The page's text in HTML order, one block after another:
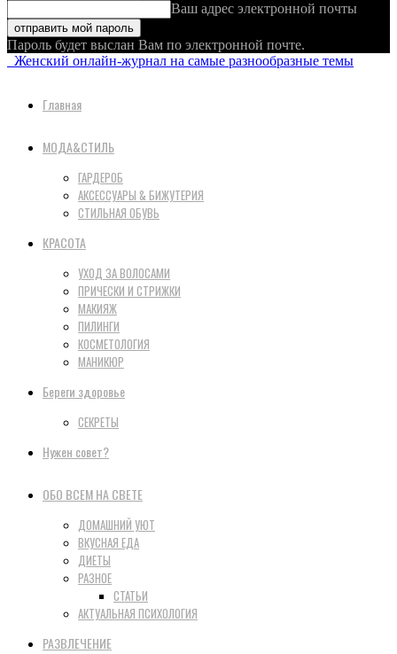
Ваш адрес электронной почты
Пароль будет выслан Вам по электронной почте.
Женский онлайн-журнал на самые разнообразные темы
Главная
МОДА&СТИЛЬ
ГАРДЕРОБ
АКСЕССУАРЫ & БИЖУТЕРИЯ
СТИЛЬНАЯ ОБУВЬ
КРАСОТА
УХОД ЗА ВОЛОСАМИ
ПРИЧЕСКИ И СТРИЖКИ
МАКИЯЖ
ПИЛИНГИ
КОСМЕТОЛОГИЯ
МАНИКЮР
Береги здоровье
СЕКРЕТЫ
Нужен совет?
ОБО ВСЕМ НА СВЕТЕ
ДОМАШНИЙ УЮТ
ВКУСНАЯ ЕДА
ДИЕТЫ
РАЗНОЕ
СТАТЬИ
АКТУАЛЬНАЯ ПСИХОЛОГИЯ
РАЗВЛЕЧЕНИЕ